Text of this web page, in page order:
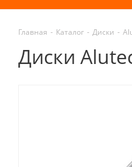
Главная - Каталог - Диски -
Диски